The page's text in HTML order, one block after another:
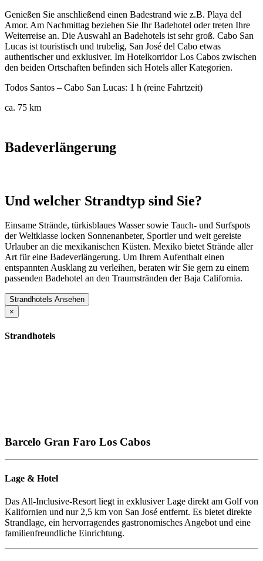
Genießen Sie anschließend einen Badestrand wie z.B. Playa del
Amor. Am Nachmittag beziehen Sie Ihr Badehotel oder treten Ihre
Weiterreise an. Die Auswahl an Badehotels ist sehr groß. Cabo San
Lucas ist touristisch und trubelig, San José del Cabo etwas
authentischer und exklusiver. Im Hotelkorridor Los Cabos zwischen
den beiden Ortschaften befinden sich Hotels aller Kategorien.
Todos Santos – Cabo San Lucas: 1 h (reine Fahrtzeit)
ca. 75 km
Badeverlängerung
Und welcher Strandtyp sind Sie?
Einsame Strände, türkisblaues Wasser sowie Tauch- und Surfspots
der Weltklasse locken Sonnenanbeter, Sportler und weit gereiste
Urlauber an die mexikanischen Küsten. Mexiko bietet Strände aller
Art für eine Badeverlängerung. Um Ihrem Aufenthalt einen
entspannten Ausklang zu verleihen, beraten wir Sie gern zu einem
passenden Badehotel an den Traumstränden der Baja California.
Strandhotels Ansehen
×
Strandhotels
Barcelo Gran Faro Los Cabos
Lage & Hotel
Das All-Inclusive-Resort liegt in exklusiver Lage direkt am Golf von
Kalifornien und nur 2,5 km von San José entfernt. Es bietet direkte
Strandlage, ein hervorragendes gastronomisches Angebot und eine
familienfreundliche Einrichtung.